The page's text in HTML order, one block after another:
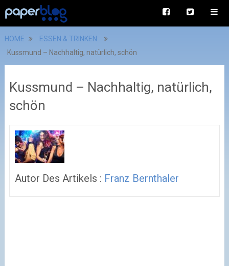
HOME
ESSEN & TRINKEN
Kussmund – Nachhaltig, natürlich, schön
Kussmund – Nachhaltig, natürlich,
schön
Autor Des Artikels : Franz Bernthaler